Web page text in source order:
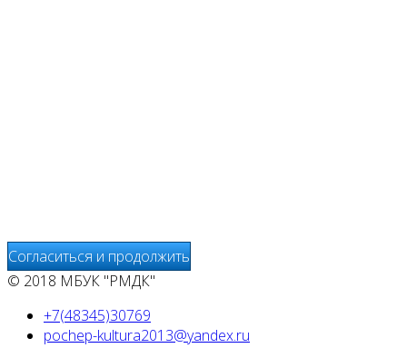
Согласиться и продолжить
© 2018 МБУК "РМДК"
+7(48345)30769
pochep-kultura2013@yandex.ru